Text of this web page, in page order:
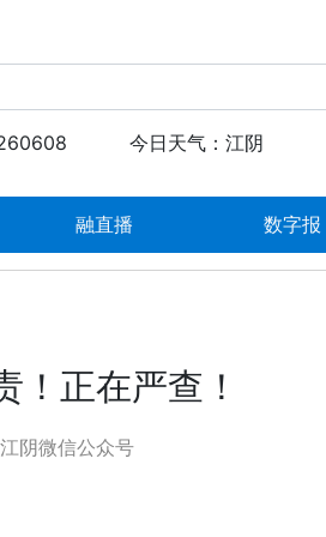
今日天气：江阴
融直播 数字报
！正在严查！
阴微信公众号